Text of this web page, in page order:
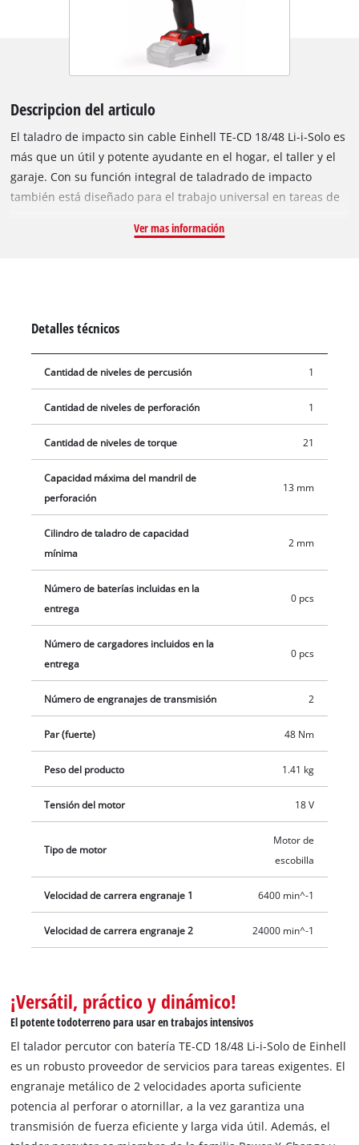
Descripcion del articulo
El taladro de impacto sin cable Einhell TE-CD 18/48 Li-i-Solo es
más que un útil y potente ayudante en el hogar, el taller y el
garaje. Con su función integral de taladrado de impacto
también está diseñado para el trabajo universal en tareas de
impacto son las principales funciones básicas que lo equipan
uso gracias a la tecnología de iones de litio con autodescarga
cero. El engranaje de dos velocidades proporciona una tasa
de soplado de hasta 24.000 unidades por minuto y
Gracias a su diseño ergonómico y a su empuñadura suave, el
taladro de impacto inalámbrico está diseñado para un manejo
excepcionalmente fácil y garantiza que pueda trabajar
cómodamente y sin cansarse, incluso en tareas prolongadas.
El portabrocas de un solo casquillo de 13 mm le permite
colocar los accesorios que desee utilizar de forma rápida y
sencilla. La iluminación LED integrada garantiza un
funcionamiento óptimo en zonas oscuras. La batería
ejemplo, como un práctico juego de inicio PXC en diferentes
niveles de rendimiento.
Ver mas información
Detalles técnicos
Cantidad de niveles de percusión 1
Cantidad de niveles de perforación 1
Cantidad de niveles de torque 21
Capacidad máxima del mandril de
perforación
13 mm
Cilindro de taladro de capacidad
mínima
2 mm
Número de baterías incluidas en la
entrega
0 pcs
Número de cargadores incluidos en la
entrega
0 pcs
Número de engranajes de transmisión 2
Par (fuerte) 48 Nm
Peso del producto 1.41 kg
Tensión del motor 18 V
Tipo de motor
Motor de
escobilla
Velocidad de carrera engranaje 1 6400 min^-1
Velocidad de carrera engranaje 2 24000 min^-1
¡Versátil, práctico y dinámico!
El potente todoterreno para usar en trabajos intensivos
El talador percutor con batería TE-CD 18/48 Li-i-Solo de Einhell
es un robusto proveedor de servicios para tareas exigentes. El
engranaje metálico de 2 velocidades aporta suficiente
potencia al perforar o atornillar, a la vez garantiza una
transmisión de fuerza eficiente y larga vida útil. Además, el